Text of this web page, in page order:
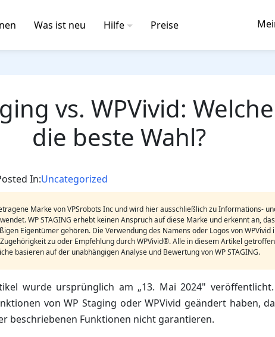
Was ist neu Hilfe Preise
vs. WPVivid:
die beste Wahl?
Marke von VPSrobots Inc und wird hier ausschließlich zu Informations-
WP STAGING erhebt keinen Anspruch auf diese Marke und erkennt an,
Eigentümer gehören. Die Verwendung des Namens oder Logos von WPVivid
zu oder Empfehlung durch WPVivid®. Alle in diesem Artikel
basieren auf der unabhängigen Analyse und Bewertung von WP STAGING.
wurde ursprünglich am „13. Mai 2024"
von WP Staging oder WPVivid geändert haben,
beschriebenen Funktionen nicht garantieren.
In:Uncategorized